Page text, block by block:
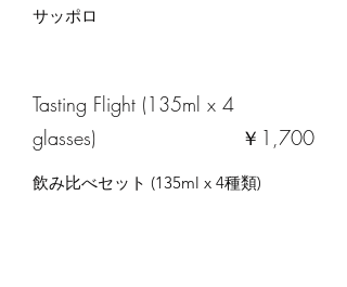
サッポロ
Tasting Flight (135ml x 4
glasses)
飲み比べセット (135ml x 4種類)
￥1,700